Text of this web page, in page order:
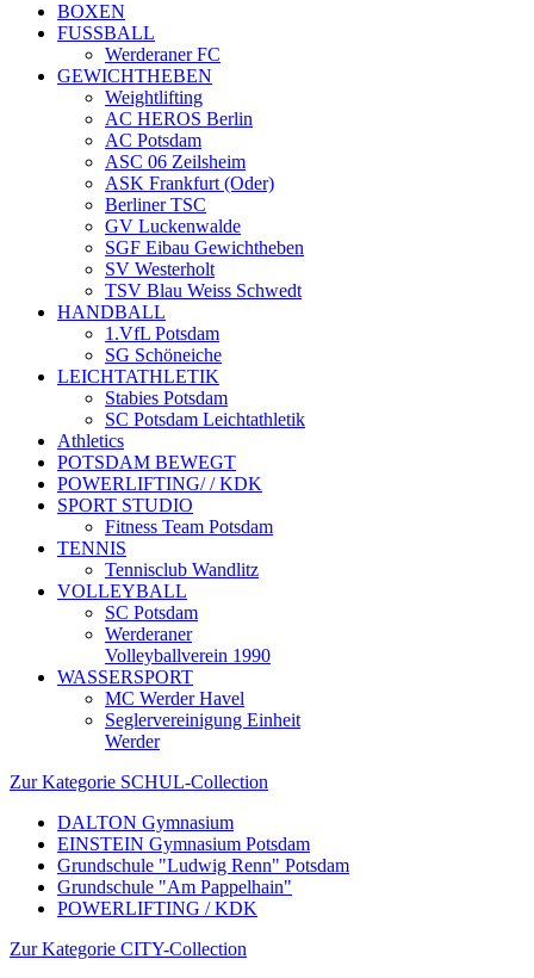
BOXEN
FUSSBALL
Werderaner FC
GEWICHTHEBEN
Weightlifting
AC HEROS Berlin
AC Potsdam
ASC 06 Zeilsheim
ASK Frankfurt (Oder)
Berliner TSC
GV Luckenwalde
SGF Eibau Gewichtheben
SV Westerholt
TSV Blau Weiss Schwedt
HANDBALL
1.VfL Potsdam
SG Schöneiche
LEICHTATHLETIK
Stabies Potsdam
SC Potsdam Leichtathletik
Athletics
POTSDAM BEWEGT
POWERLIFTING/ / KDK
SPORT STUDIO
Fitness Team Potsdam
TENNIS
Tennisclub Wandlitz
VOLLEYBALL
SC Potsdam
Werderaner
Volleyballverein 1990
WASSERSPORT
MC Werder Havel
Seglervereinigung Einheit
Werder
Zur Kategorie SCHUL-Collection
DALTON Gymnasium
EINSTEIN Gymnasium Potsdam
Grundschule "Ludwig Renn" Potsdam
Grundschule "Am Pappelhain"
POWERLIFTING / KDK
Zur Kategorie CITY-Collection